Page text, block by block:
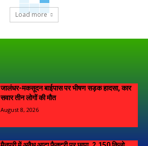
Load more
जालंधर-मकसूदन बाईपास पर भीषण सड़क हादसा, कार
सवार तीन लोगों की मौत
August 8, 2026